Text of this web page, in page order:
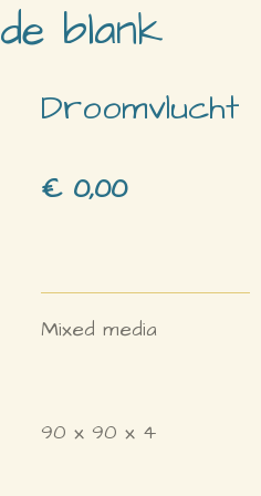
de blank
Droomvlucht
€ 0,00
Mixed media
90 x 90 x 4